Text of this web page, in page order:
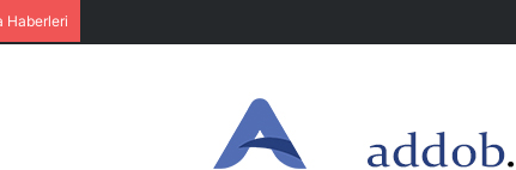
Haberleri